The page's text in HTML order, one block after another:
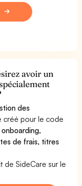
avoir un
des
créé pour le code
onboarding,
de frais, titres
de SideCare sur le